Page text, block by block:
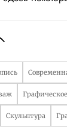
Скульптура